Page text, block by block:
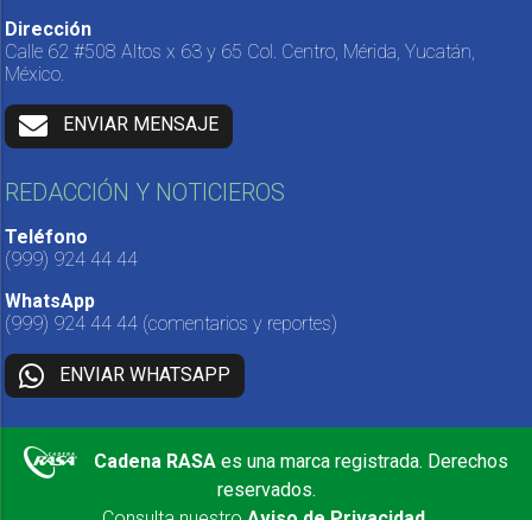
Dirección
Calle 62 #508 Altos x 63 y 65 Col. Centro, Mérida, Yucatán,
México.
ENVIAR MENSAJE
REDACCIÓN Y NOTICIEROS
Teléfono
(999) 924 44 44
WhatsApp
(999) 924 44 44 (comentarios y reportes)
ENVIAR WHATSAPP
Cadena RASA es una marca registrada. Derechos
reservados.